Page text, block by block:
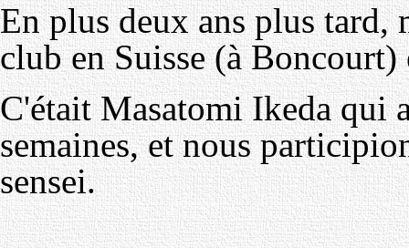
En plus deux ans plus tard,
club en Suisse (à Boncourt)
C'était Masatomi Ikeda qui
semaines, et nous
sensei.